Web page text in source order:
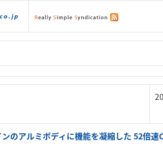
のアルミボディに機能を凝縮した 52倍速